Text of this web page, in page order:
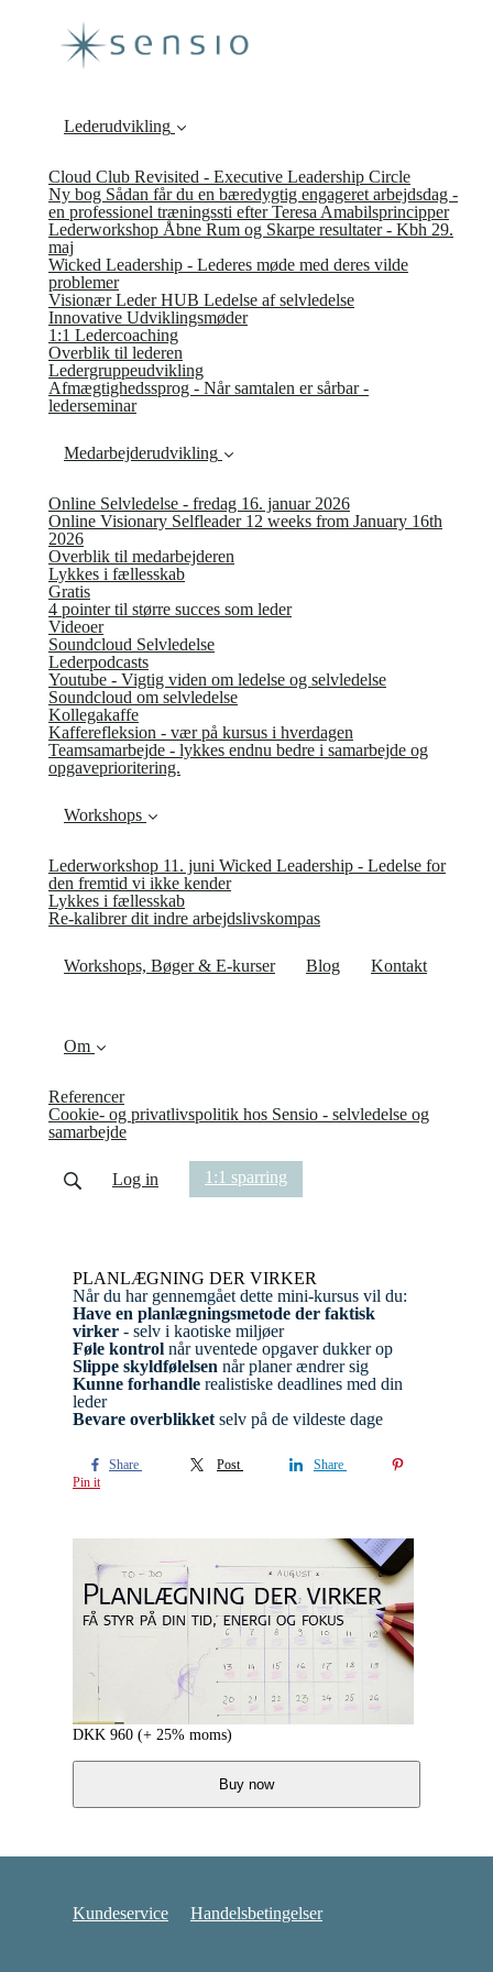
Lederudvikling
Cloud Club Revisited - Executive Leadership Circle
Ny bog Sådan får du en bæredygtig engageret arbejdsdag -
en professionel træningssti efter Teresa Amabilsprincipper
Lederworkshop Åbne Rum og Skarpe resultater - Kbh 29.
maj
Wicked Leadership - Lederes møde med deres vilde
problemer
Visionær Leder HUB Ledelse af selvledelse
Innovative Udviklingsmøder
1:1 Ledercoaching
Overblik til lederen
Ledergruppeudvikling
Afmægtighedssprog - Når samtalen er sårbar -
lederseminar
Medarbejderudvikling
Online Selvledelse - fredag 16. januar 2026
Online Visionary Selfleader 12 weeks from January 16th
2026
Overblik til medarbejderen
Lykkes i fællesskab
Gratis
4 pointer til større succes som leder
Videoer
Soundcloud Selvledelse
Lederpodcasts
Youtube - Vigtig viden om ledelse og selvledelse
Soundcloud om selvledelse
Kollegakaffe
Kafferefleksion - vær på kursus i hverdagen
Teamsamarbejde - lykkes endnu bedre i samarbejde og
opgaveprioritering.
Workshops
Lederworkshop 11. juni Wicked Leadership - Ledelse for
den fremtid vi ikke kender
Lykkes i fællesskab
Re-kalibrer dit indre arbejdslivskompas
Workshops, Bøger & E-kurser Blog Kontakt
Om
Referencer
Cookie- og privatlivspolitik hos Sensio - selvledelse og
samarbejde
Log in 1:1 sparring
PLANLÆGNING DER VIRKER
Når du har gennemgået dette mini-kursus vil du:
Have en planlægningsmetode der faktisk
virker - selv i kaotiske miljøer
Føle kontrol når uventede opgaver dukker op
Slippe skyldfølelsen når planer ændrer sig
Kunne forhandle realistiske deadlines med din
leder
Bevare overblikket selv på de vildeste dage
Share Post
Share
Pin it
DKK 960 (+ 25% moms)
Buy now
Kundeservice Handelsbetingelser